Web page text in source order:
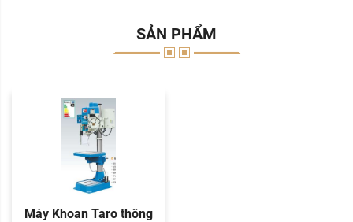
SẢN PHẨM
Máy Khoan Taro thông